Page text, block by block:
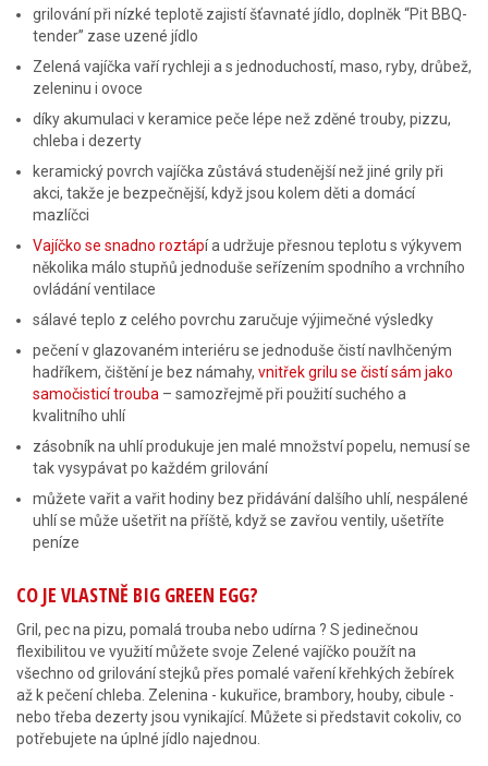
grilování při nízké teplotě zajistí šťavnaté jídlo, doplněk “Pit BBQ-
tender” zase uzené jídlo
Zelená vajíčka vaří rychleji a s jednoduchostí, maso, ryby, drůbež,
zeleninu i ovoce
díky akumulaci v keramice peče lépe než zděné trouby, pizzu,
chleba i dezerty
keramický povrch vajíčka zůstává studenější než jiné grily při
akci, takže je bezpečnější, když jsou kolem děti a domácí
mazlíčci
Vajíčko se snadno roztápí a udržuje přesnou teplotu s výkyvem
několika málo stupňů jednoduše seřízením spodního a vrchního
ovládání ventilace
sálavé teplo z celého povrchu zaručuje výjimečné výsledky
pečení v glazovaném interiéru se jednoduše čistí navlhčeným
hadříkem, čištění je bez námahy, vnitřek grilu se čistí sám jako
samočisticí trouba – samozřejmě při použití suchého a
kvalitního uhlí
zásobník na uhlí produkuje jen malé množství popelu, nemusí se
tak vysypávat po každém grilování
můžete vařit a vařit hodiny bez přidávání dalšího uhlí, nespálené
uhlí se může ušetřit na příště, když se zavřou ventily, ušetříte
peníze
CO JE VLASTNĚ BIG GREEN EGG?
Gril, pec na pizu, pomalá trouba nebo udírna ? S jedinečnou
flexibilitou ve využití můžete svoje Zelené vajíčko použít na
všechno od grilování stejků přes pomalé vaření křehkých žebírek
až k pečení chleba. Zelenina - kukuřice, brambory, houby, cibule -
nebo třeba dezerty jsou vynikající. Můžete si představit cokoliv, co
potřebujete na úplné jídlo najednou.